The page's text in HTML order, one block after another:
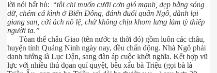
lời nói bất hủ: “tôi chỉ muốn cưỡi cơn gió mạnh, dẹp bằng sóng
dữ, chém cá kình ở Biển Đông, đánh đuổi quân Ngô, dành lại
giang san, cởi ách nô lệ, chứ không chịu khom lưng làm tỳ thiếp
người ta.”
Tòan thể châu Giao (tên nước ta thời đó) gồm luôn các châu,
huyện tỉnh Quảng Ninh ngày nay, đều chấn động. Nhà Ngô phái
danh tướng là Lục Dận, sang đàn áp cuộc khởi nghĩa. Kết hợp vũ
lực với nhiều thủ đọan quỉ quyệt, bêu xấu bà Triệu (gọi bà là